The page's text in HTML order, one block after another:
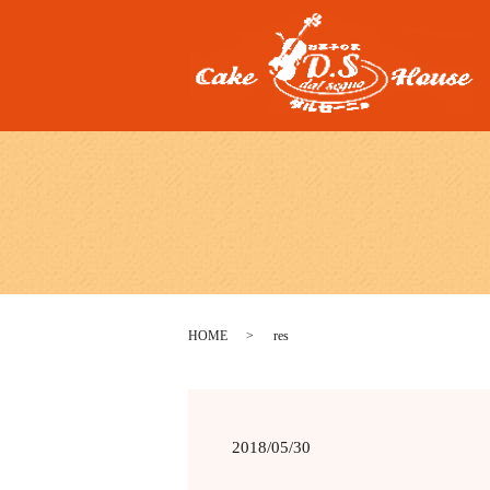
HOME res
2018/05/30